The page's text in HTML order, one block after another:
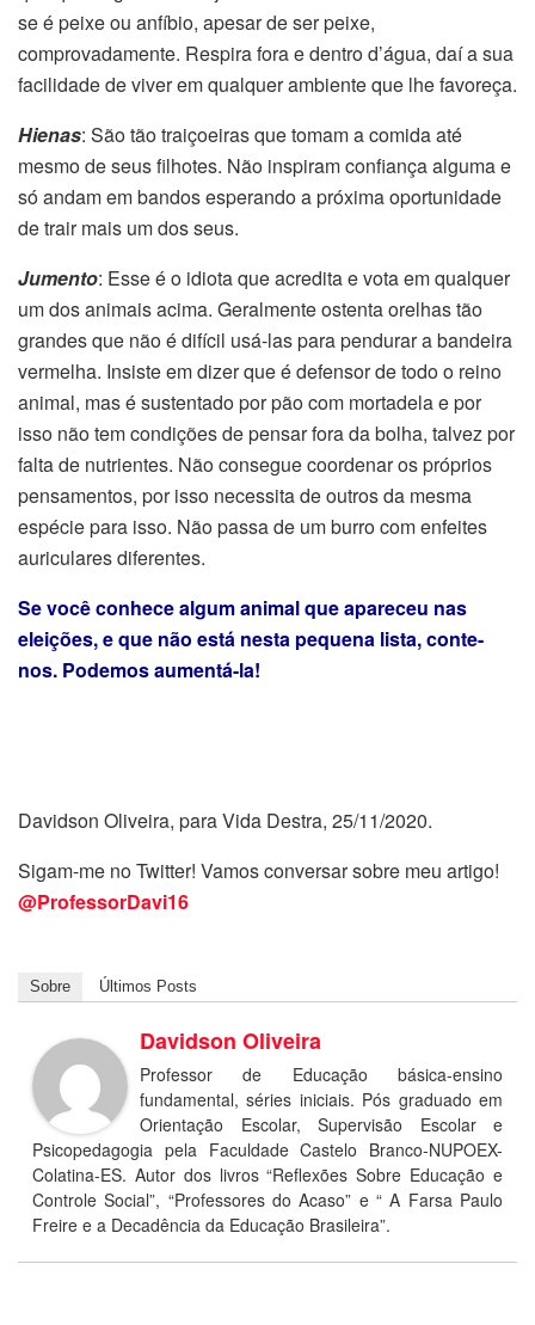
se é peixe ou anfíbio, apesar de ser peixe,
comprovadamente. Respira fora e dentro d’água, daí a sua
facilidade de viver em qualquer ambiente que lhe favoreça.
Hienas: São tão traiçoeiras que tomam a comida até
mesmo de seus filhotes. Não inspiram confiança alguma e
só andam em bandos esperando a próxima oportunidade
de trair mais um dos seus.
Jumento: Esse é o idiota que acredita e vota em qualquer
um dos animais acima. Geralmente ostenta orelhas tão
grandes que não é difícil usá-las para pendurar a bandeira
vermelha. Insiste em dizer que é defensor de todo o reino
animal, mas é sustentado por pão com mortadela e por
isso não tem condições de pensar fora da bolha, talvez por
falta de nutrientes. Não consegue coordenar os próprios
pensamentos, por isso necessita de outros da mesma
espécie para isso. Não passa de um burro com enfeites
auriculares diferentes.
Se você conhece algum animal que apareceu nas
eleições, e que não está nesta pequena lista, conte-
nos. Podemos aumentá-la!
Davidson Oliveira, para Vida Destra, 25/11/2020.
Sigam-me no Twitter! Vamos conversar sobre meu artigo!
@ProfessorDavi16
Sobre Últimos Posts
Davidson Oliveira
Professor de Educação básica-ensino
fundamental, séries iniciais. Pós graduado em
Orientação Escolar, Supervisão Escolar e
Psicopedagogia pela Faculdade Castelo Branco-NUPOEX-
Colatina-ES. Autor dos livros “Reflexões Sobre Educação e
Controle Social”, “Professores do Acaso” e “ A Farsa Paulo
Freire e a Decadência da Educação Brasileira”.